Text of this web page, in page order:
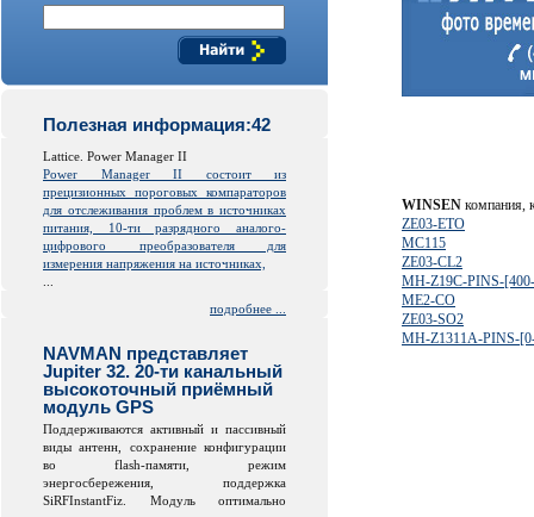
Полезная информация:42
Lattice. Power Manager II
Power Manager II состоит из
прецизионных пороговых компараторов
для отслеживания проблем в источниках
питания, 10-ти разрядного аналого-
цифрового преобразователя для
измерения напряжения на источниках,
подробнее ...
NAVMAN представляет
Jupiter 32. 20-ти канальный
высокоточный приёмный
модуль GPS
Поддерживаются активный и пассивный
виды антенн, сохранение конфигурации
во flash-памяти, режим
энергосбережения, поддержка
SiRFInstantFiz. Модуль оптимально
WINSEN компания,
ZE03-ETO
MC115
ZE03-CL2
MH-Z19C-PINS-
ME2-CO
ZE03-SO2
MH-Z1311A-PINS-